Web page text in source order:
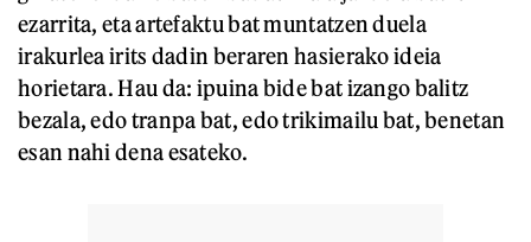
ezarrita, eta artefaktu bat muntatzen duela
irakurlea irits dadin beraren hasierako ideia
horietara. Hau da: ipuina bide bat izango balitz
bezala, edo tranpa bat, edo trikimailu bat, benetan
esan nahi dena esateko.